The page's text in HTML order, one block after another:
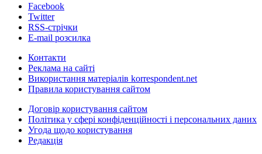
Facebook
Twitter
RSS-стрічки
E-mail розсилка
Контакти
Реклама на сайті
Використання матеріалів korrespondent.net
Правила користування сайтом
Договір користування сайтом
Політика у сфері конфіденційності і персональних даних
Угода щодо користування
Редакція